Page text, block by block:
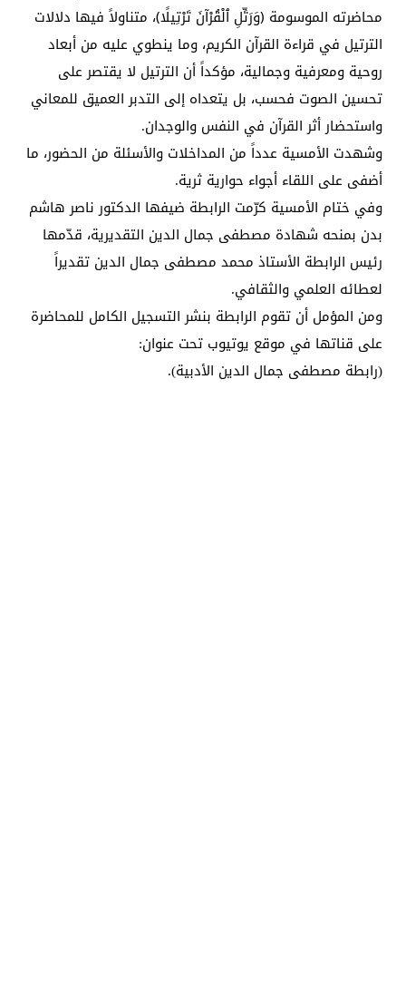
محاضرته الموسومة ﴿وَرَتِّلِ ٱلْقُرْآنَ تَرْتِيلًا﴾، متناولاً فيها دلالات
الترتيل في قراءة القرآن الكريم، وما ينطوي عليه من أبعاد
روحية ومعرفية وجمالية، مؤكداً أن الترتيل لا يقتصر على
تحسين الصوت فحسب، بل يتعداه إلى التدبر العميق للمعاني
واستحضار أثر القرآن في النفس والوجدان.
وشهدت الأمسية عدداً من المداخلات والأسئلة من الحضور، ما
أضفى على اللقاء أجواء حوارية ثرية.
وفي ختام الأمسية كرّمت الرابطة ضيفها الدكتور ناصر هاشم
بدن بمنحه شهادة مصطفى جمال الدين التقديرية، قدّمها
رئيس الرابطة الأستاذ محمد مصطفى جمال الدين تقديراً
لعطائه العلمي والثقافي.
ومن المؤمل أن تقوم الرابطة بنشر التسجيل الكامل للمحاضرة
على قناتها في موقع يوتيوب تحت عنوان:
(رابطة مصطفى جمال الدين الأدبية).